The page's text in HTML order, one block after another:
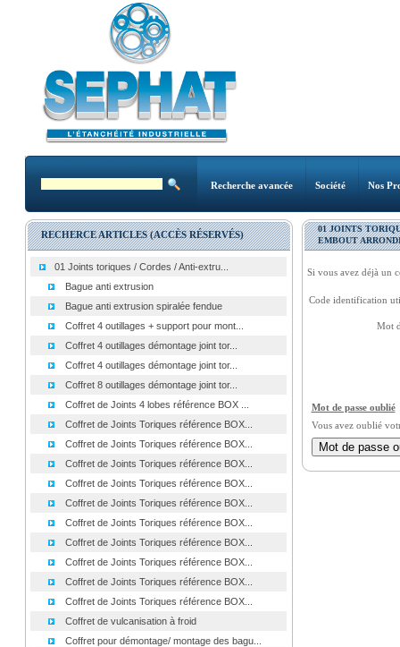
Recherche avancée Société Nos
RECHERCE ARTICLES (ACCÈS RÉSERVÉS)
01 Joints toriques / Cordes / Anti-extru...
Bague anti extrusion
Bague anti extrusion spiralée fendue
Coffret 4 outillages + support pour mont...
Coffret 4 outillages démontage joint tor...
Coffret 4 outillages démontage joint tor...
Coffret 8 outillages démontage joint tor...
Coffret de Joints 4 lobes référence BOX ...
Coffret de Joints Toriques référence BOX...
Coffret de Joints Toriques référence BOX...
Coffret de Joints Toriques référence BOX...
Coffret de Joints Toriques référence BOX...
Coffret de Joints Toriques référence BOX...
Coffret de Joints Toriques référence BOX...
Coffret de Joints Toriques référence BOX...
Coffret de Joints Toriques référence BOX...
Coffret de Joints Toriques référence BOX...
Coffret de Joints Toriques référence BOX...
Coffret de vulcanisation à froid
Coffret pour démontage/ montage des bagu...
01 JOINTS
EMBOUT
Si vous avez déjà un
Code identification
Mot
Mot de passe oublié
Vous avez oublié